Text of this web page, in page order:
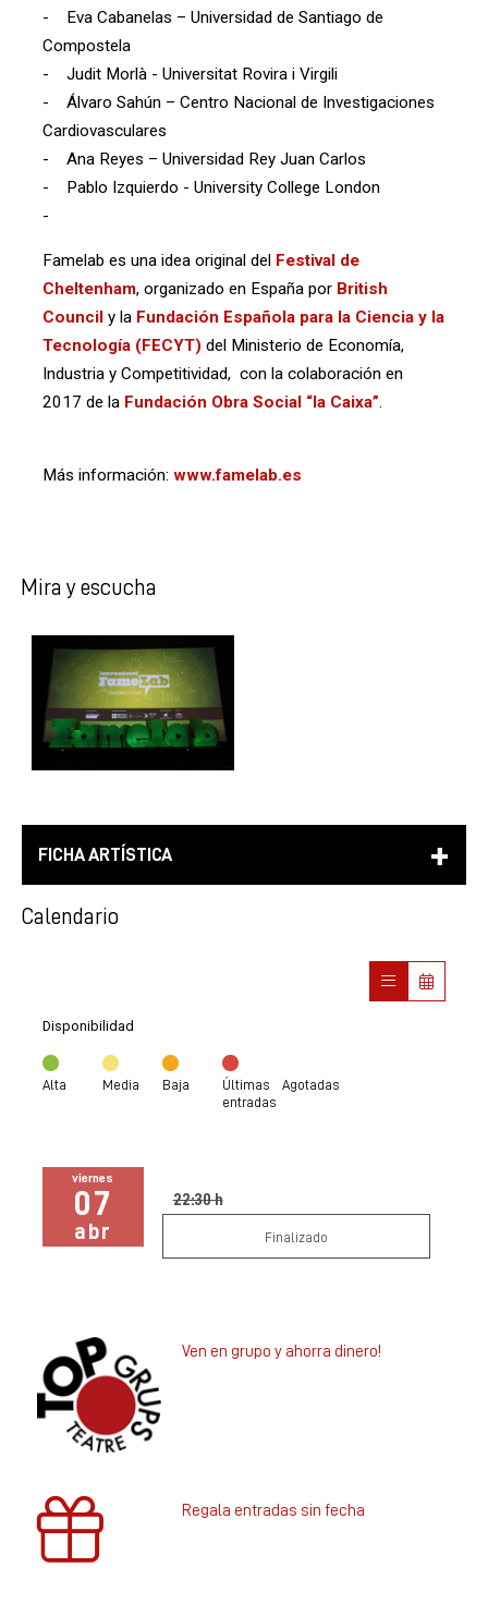
- Eva Cabanelas – Universidad de Santiago de
Compostela
- Judit Morlà - Universitat Rovira i Virgili
- Álvaro Sahún – Centro Nacional de Investigaciones
Cardiovasculares
- Ana Reyes – Universidad Rey Juan Carlos
- Pablo Izquierdo - University College London
-
Famelab es una idea original del Festival de
Cheltenham, organizado en España por British
Council y la Fundación Española para la Ciencia y la
Tecnología (FECYT) del Ministerio de Economía,
Industria y Competitividad, con la colaboración en
2017 de la Fundación Obra Social “la Caixa”.
Más información: www.famelab.es
Mira y escucha
FICHA ARTÍSTICA
Calendario
Disponibilidad
Alta Media Baja
Últimas
entradas
Agotadas
viernes
07
abr
22:30 h
Finalizado
Ven en grupo y ahorra dinero!
Regala entradas sin fecha